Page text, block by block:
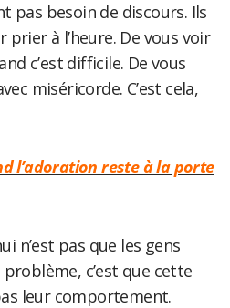
pas besoin de discours. Ils
à l’heure. De vous voir
c’est difficile. De vous
miséricorde. C’est cela,
l’adoration reste à la porte
n’est pas que les gens
problème, c’est que cette
leur comportement.